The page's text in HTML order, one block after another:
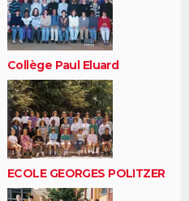
Collège Paul Eluard
ECOLE GEORGES POLITZER